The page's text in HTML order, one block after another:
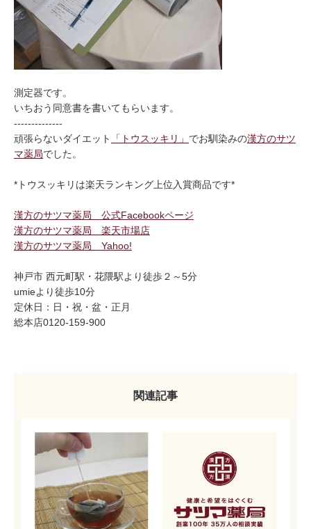
測定器です。
いちおう同意書を書いてもらいます。
--------------
頑張らないダイエット
「トウスッキリ」 でお馴染みの漢方のサツ
マ薬局でした。
*トウスッキリは楽天ランキング上位入賞商品です*
漢方のサツマ薬局 公式Facebookページ
漢方のサツマ薬局 楽天市場店
漢方のサツマ薬局 Yahoo!
神戸市 西元町駅・花隈駅より徒歩２～5分
umieより徒歩10分
定休日：日・祝・盆・正月
総本店0120-159-900
関連記事